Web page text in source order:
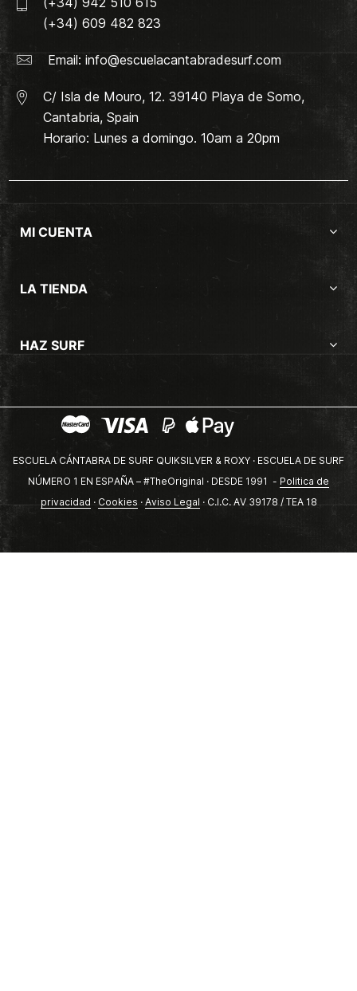
(+34) 609 482 823
Email: info@escuelacantabradesurf.com
C/ Isla de Mouro, 12. 39140 Playa de Somo,
Cantabria, Spain
Horario: Lunes a domingo. 10am a 20pm
MI CUENTA
LA TIENDA
HAZ SURF
ESCUELA CÁNTABRA DE SURF QUIKSILVER & ROXY · ESCUELA DE SURF
NÚMERO 1 EN ESPAÑA – #TheOriginal · DESDE 1991 - Politica de
privacidad · Cookies · Aviso Legal · C.I.C. AV 39178 / TEA 18